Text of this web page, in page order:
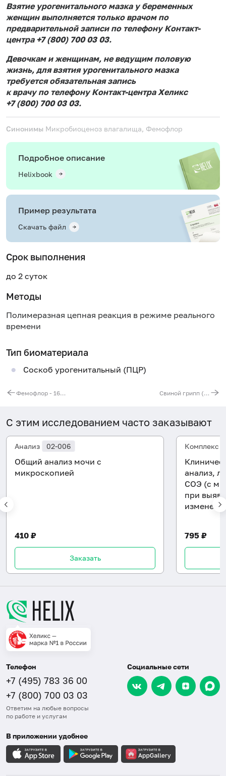
Взятие урогенитального мазка у беременных
женщин выполняется только врачом по
предварительной записи по телефону Контакт-
центра +7 (800) 700 03 03.
Девочкам и женщинам, не ведущим половую
жизнь, для взятия урогенитального мазка
требуется обязательная запись
к врачу по телефону Контакт-центра Хеликс
+7 (800) 700 03 03.
Синонимы Микробиоценоз влагалища, Фемофлор
Подробное описание
Helixbook
Пример результата
Скачать файл
Срок выполнения
до 2 суток
Методы
Полимеразная цепная реакция в режиме реального
времени
Тип биоматериала
Соскоб урогенитальный (ПЦР)
Фемофлор - 16 [реал-тайм ПЦР] Свиной грипп (Influenza virus A/H1N1, sw2009), РНК [реал-тайм ПЦР]
С этим исследованием часто заказывают
Анализ 02-006
Общий анализ мочи с
микроскопией
410 ₽
Заказать
Комплекс
анализ,
СОЭ (с
при
795 ₽
Телефон
+7 (495) 783 36 00
+7 (800) 700 03 03
Ответим на любые вопросы
по работе и услугам
Социальные сети
В приложении удобнее